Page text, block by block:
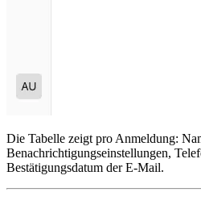
Die Tabelle zeigt pro Anmeldung:
Benachrichtigungseinstellungen,
Bestätigungsdatum der E-Mail.